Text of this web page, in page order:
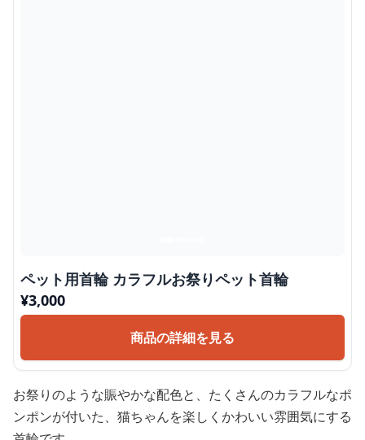
ペット用首輪 カラフルお祭りペット首輪
¥3,000
商品の詳細を見る
お祭りのような賑やかな配色と、たくさんのカラフルなポ
ンポンが付いた、猫ちゃんを楽しくかわいい雰囲気にする